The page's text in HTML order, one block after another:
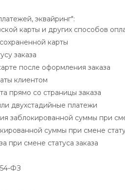
эквайринг":
карты и других способов
карты
заказа
после оформления заказа
клиентом
прямо со страницы заказа
двухстадийные платежи
заблокированной суммы при
суммы при смене
при смене статуса заказа
ФЗ